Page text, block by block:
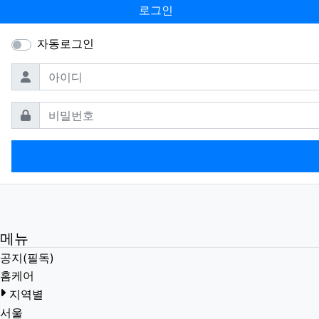
로그인
자동로그인
아이디
필수
비밀번호필수
메뉴
공지(필독)
홈케어
지역별
서울